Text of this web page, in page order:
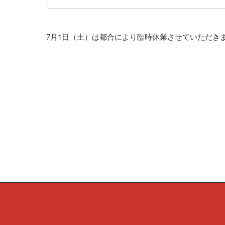
7月1日（土）は都合により臨時休業させていただき